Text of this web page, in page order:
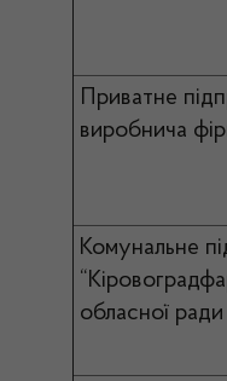
Приватне
виробнича
Комунальне
обласної ради